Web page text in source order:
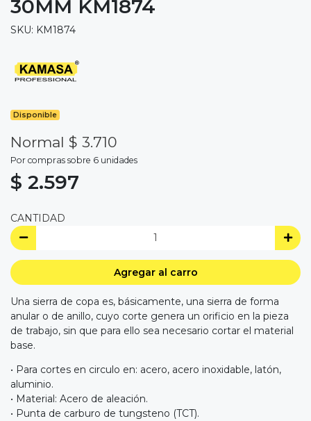
30MM KM1874
SKU: KM1874
Disponible
Normal $ 3.710
Por compras sobre 6 unidades
$ 2.597
CANTIDAD
Agregar al carro
Una sierra de copa es, básicamente, una sierra de forma
anular o de anillo, cuyo corte genera un orificio en la pieza
de trabajo, sin que para ello sea necesario cortar el material
base.
• Para cortes en circulo en: acero, acero inoxidable, latón,
aluminio.
• Material: Acero de aleación.
• Punta de carburo de tungsteno (TCT).